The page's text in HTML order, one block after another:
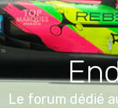
Le forum dédié